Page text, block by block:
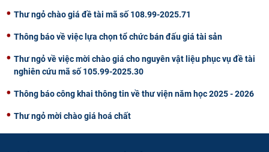
Thư ngỏ chào giá đề tài mã số 108.99-2025.71
Thông báo về việc lựa chọn tổ chức bán đấu giá tài sản
Thư ngỏ về việc mời chào giá cho nguyên vật liệu phục vụ đề tài
nghiên cứu mã số 105.99-2025.30
Thông báo công khai thông tin về thư viện năm học 2025 - 2026
Thư ngỏ mời chào giá hoá chất